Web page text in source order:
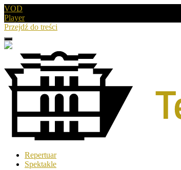
VOD
Player
Przejdź do treści
Menu
Drugie
Teatr
Repertuar
Spektakle